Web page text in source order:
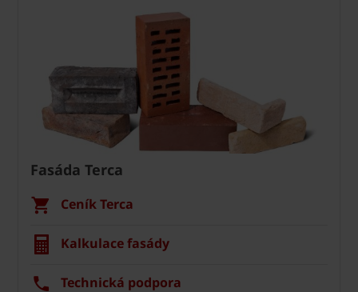
Fasáda Terca
Ceník Terca
Kalkulace fasády
Technická podpora